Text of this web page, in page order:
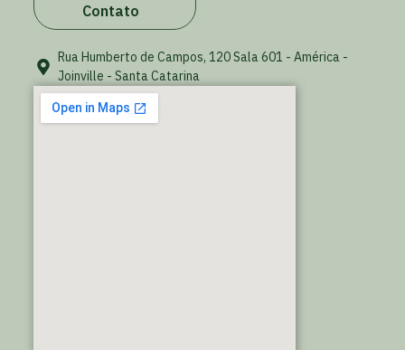
Contato
Rua Humberto de Campos, 120 Sala 601 - América -
Joinville - Santa Catarina